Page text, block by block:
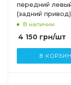
передний
(задний
MODEL S
В наличии
4 150 грн/шт
В